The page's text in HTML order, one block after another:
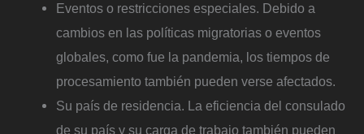
Eventos o restricciones especiales. Debido a
cambios en las políticas migratorias o eventos
globales, como fue la pandemia, los tiempos de
procesamiento también pueden verse afectados.
Su país de residencia. La eficiencia del consulado
de su país y su carga de trabajo también pueden